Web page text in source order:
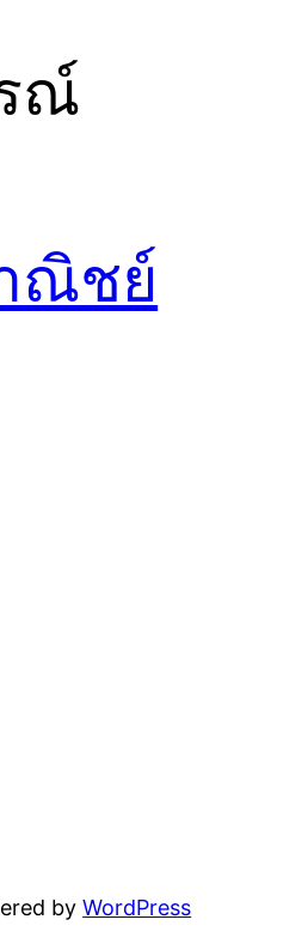
ณ์
ณิชย์
byWordPress